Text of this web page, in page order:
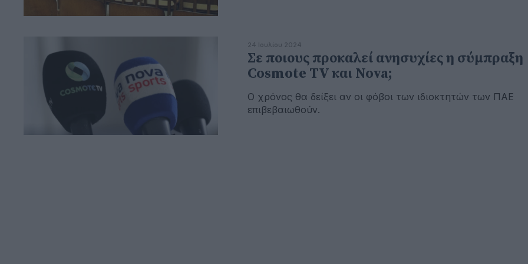
24 Ιουλίου 2024
Σε ποιους προκαλεί ανησυχίες η σύμπραξη
Cosmote TV και Nova;
Ο χρόνος θα δείξει αν οι φόβοι των ιδιοκτητών των ΠΑΕ
επιβεβαιωθούν.